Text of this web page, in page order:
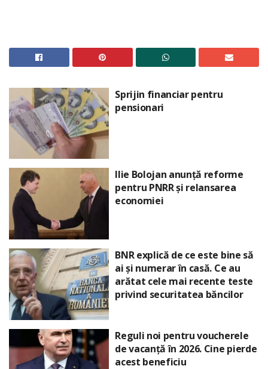
Sprijin financiar pentru
pensionari
Ilie Bolojan anunță reforme
pentru PNRR și relansarea
economiei
BNR explică de ce este bine să
ai și numerar în casă. Ce au
arătat cele mai recente teste
privind securitatea băncilor
Reguli noi pentru voucherele
de vacanță în 2026. Cine pierde
acest beneficiu